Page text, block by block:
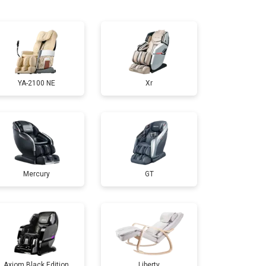
3300 ₽ Заказать
3200 ₽ Заказать
4400 ₽ Заказать
3500 ₽ Заказать
4100 ₽
3700 ₽ Заказать
YA-2100 NE Xr
Mercury GT